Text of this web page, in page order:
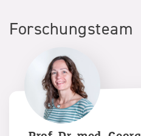
Forschungsteam